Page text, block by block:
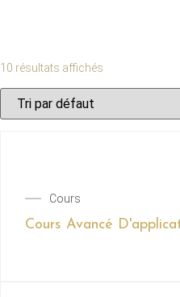
10 résultats affichés
Cours
Cours Avancé